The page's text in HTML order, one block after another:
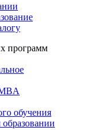
программ
обучения